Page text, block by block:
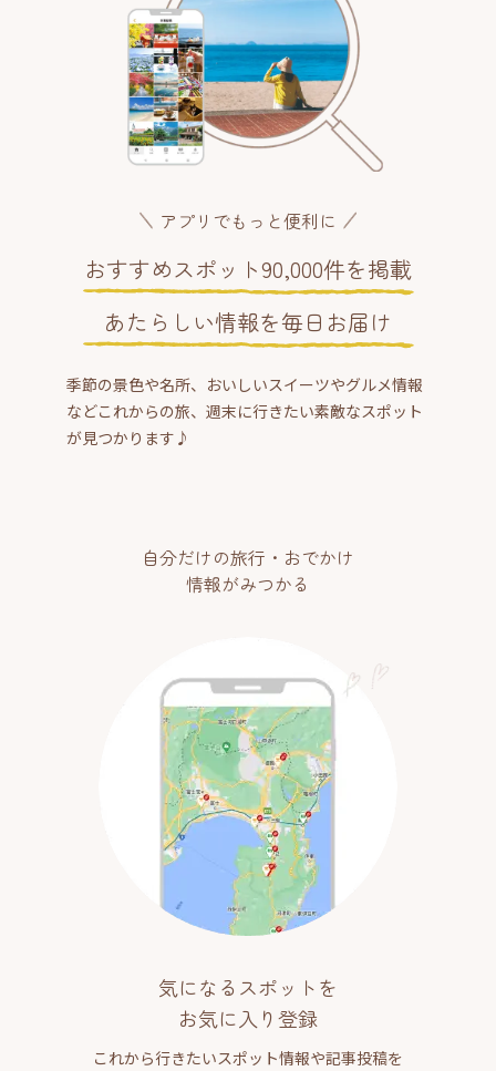
アプリでもっと便利に
おすすめスポット90,000件を掲載
あたらしい情報を毎日お届け
季節の景色や名所、おいしいスイーツやグルメ情報
などこれからの旅、週末に行きたい素敵なスポット
が見つかります♪
自分だけの旅行・おでかけ
情報がみつかる
気になるスポットを
お気に入り登録
これから行きたいスポット情報や記事投稿を